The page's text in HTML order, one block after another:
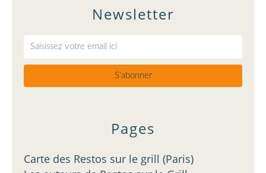
Newsletter
Pages
Carte des Restos sur le grill (Paris)